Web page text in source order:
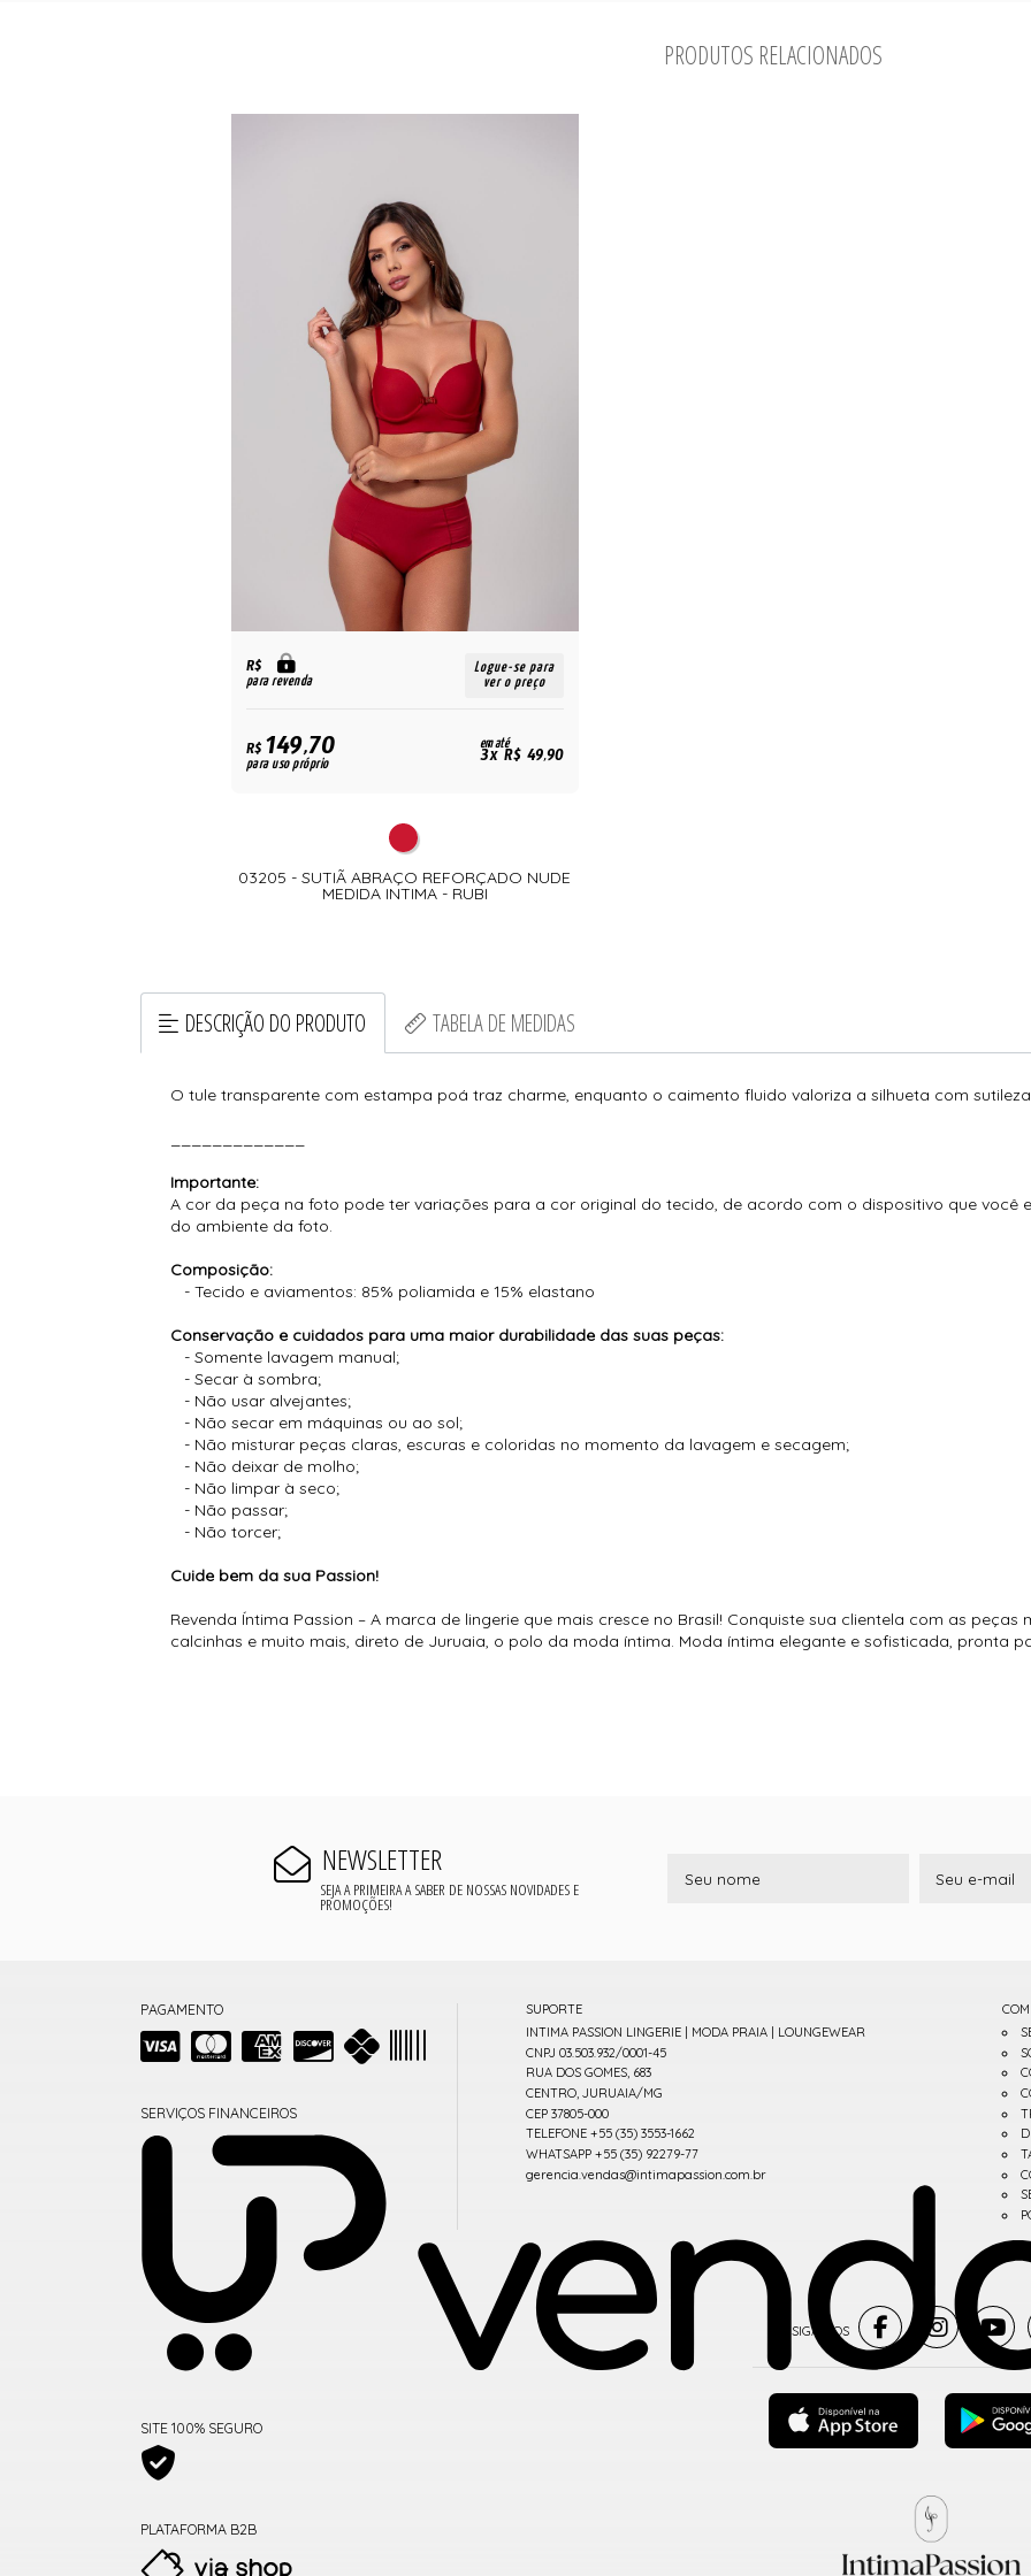
PRODUTOS RELACIONADOS
R$
para revenda
Logue-se para
ver o preço
R$149,70
para uso próprio
em até
3x R$ 49,90
03205 - SUTIÃ ABRAÇO REFORÇADO NUDE
MEDIDA INTIMA - RUBI
DESCRIÇÃO DO PRODUTO TABELA DE MEDIDAS
O tule transparente com estampa poá traz charme, enquanto o caimento fluido valoriza a silhueta com
Importante:
A cor da peça na foto pode ter variações para a cor original do tecido, de acordo com o dispositivo que você
do ambiente da foto.
Composição:
- Tecido e aviamentos: 85% poliamida e 15% elastano
Conservação e cuidados para uma maior durabilidade das suas peças:
- Somente lavagem manual;
- Secar à sombra;
- Não usar alvejantes;
- Não secar em máquinas ou ao sol;
- Não misturar peças claras, escuras e coloridas no momento da lavagem e secagem;
- Não deixar de molho;
- Não limpar à seco;
- Não passar;
- Não torcer;
Cuide bem da sua Passion!
Revenda Íntima Passion – A marca de lingerie que mais cresce no Brasil! Conquiste sua clientela com as
calcinhas e muito mais, direto de Juruaia, o polo da moda íntima. Moda íntima elegante e sofisticada, pronta
NEWSLETTER
SEJA A PRIMEIRA A SABER DE NOSSAS NOVIDADES E
PROMOÇÕES!
PAGAMENTO
SERVIÇOS FINANCEIROS
SITE 100% SEGURO
PLATAFORMA B2B
SUPORTE
INTIMA PASSION LINGERIE | MODA PRAIA | LOUNGEWEAR
CNPJ 03.503.932/0001-45
RUA DOS GOMES, 683
CENTRO, JURUAIA/MG
CEP 37805-000
TELEFONE +55 (35) 3553-1662
WHATSAPP +55 (35) 92279-77
gerencia.vendas@intimapassion.com.br